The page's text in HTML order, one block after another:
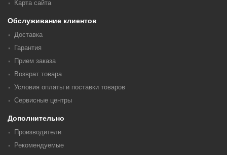
Карта сайта
Обслуживание клиентов
Доставка
Гарантия
Прием заказа
Возврат товара
Условия оплаты и поставки товаров
Сервисные центры
Дополнительно
Производители
Рекомендуемые